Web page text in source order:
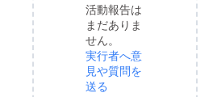
活動報告は
まだありま
せん。
実行者へ意
見や質問を
送る